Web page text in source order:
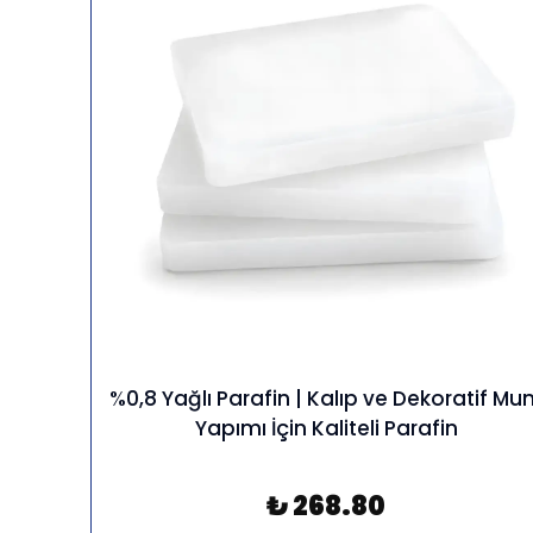
%0,8 Yağlı Parafin | Kalıp ve Dekoratif
Yapımı İçin Kaliteli Parafin
₺ 268.80